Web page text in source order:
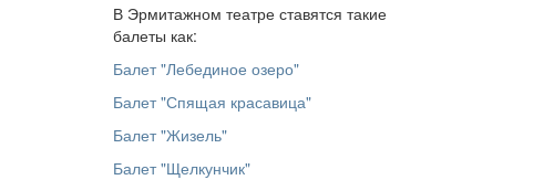
В Эрмитажном театре ставятся такие
балеты как:
Балет "Лебединое озеро"
Балет "Спящая красавица"
Балет "Жизель"
Балет "Щелкунчик"